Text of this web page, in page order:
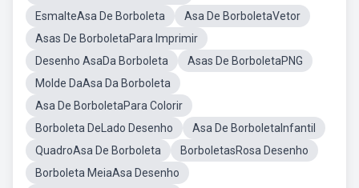
EsmalteAsa De Borboleta
Asa De BorboletaVetor
Asas De BorboletaPara Imprimir
Desenho AsaDa Borboleta
Asas De BorboletaPNG
Molde DaAsa Da Borboleta
Asa De BorboletaPara Colorir
Borboleta DeLado Desenho
Asa De BorboletaInfantil
QuadroAsa De Borboleta
BorboletasRosa Desenho
Borboleta MeiaAsa Desenho